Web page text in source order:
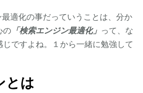
適化の事だっていうことは、分か
の 「検索エンジン最適化」 って、な
ですよね。１から一緒に勉強して
とは